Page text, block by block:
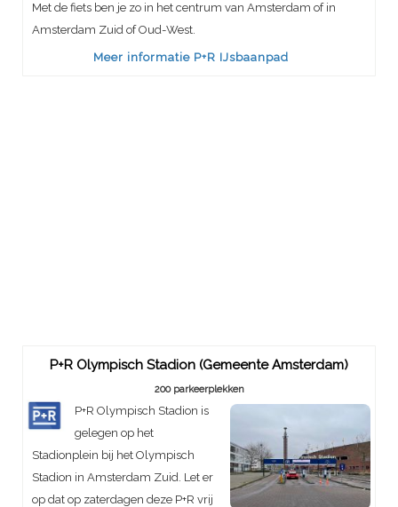
Met de fiets ben je zo in het centrum van Amsterdam of in
Amsterdam Zuid of Oud-West.
Meer informatie P+R IJsbaanpad
P+R Olympisch Stadion (Gemeente Amsterdam)
200 parkeerplekken
P+R Olympisch Stadion is
gelegen op het
Stadionplein bij het Olympisch
Stadion in Amsterdam Zuid. Let er
op dat op zaterdagen deze P+R vrij